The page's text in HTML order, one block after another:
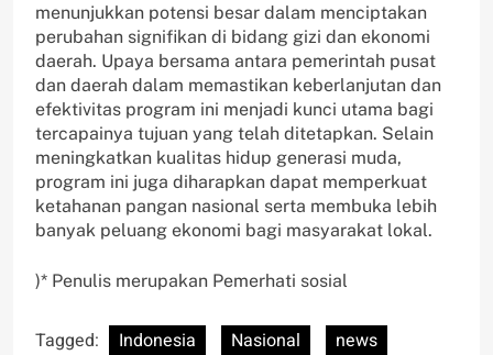
menunjukkan potensi besar dalam menciptakan
perubahan signifikan di bidang gizi dan ekonomi
daerah. Upaya bersama antara pemerintah pusat
dan daerah dalam memastikan keberlanjutan dan
efektivitas program ini menjadi kunci utama bagi
tercapainya tujuan yang telah ditetapkan. Selain
meningkatkan kualitas hidup generasi muda,
program ini juga diharapkan dapat memperkuat
ketahanan pangan nasional serta membuka lebih
banyak peluang ekonomi bagi masyarakat lokal.
)* Penulis merupakan Pemerhati sosial
Tagged: Indonesia Nasional
news